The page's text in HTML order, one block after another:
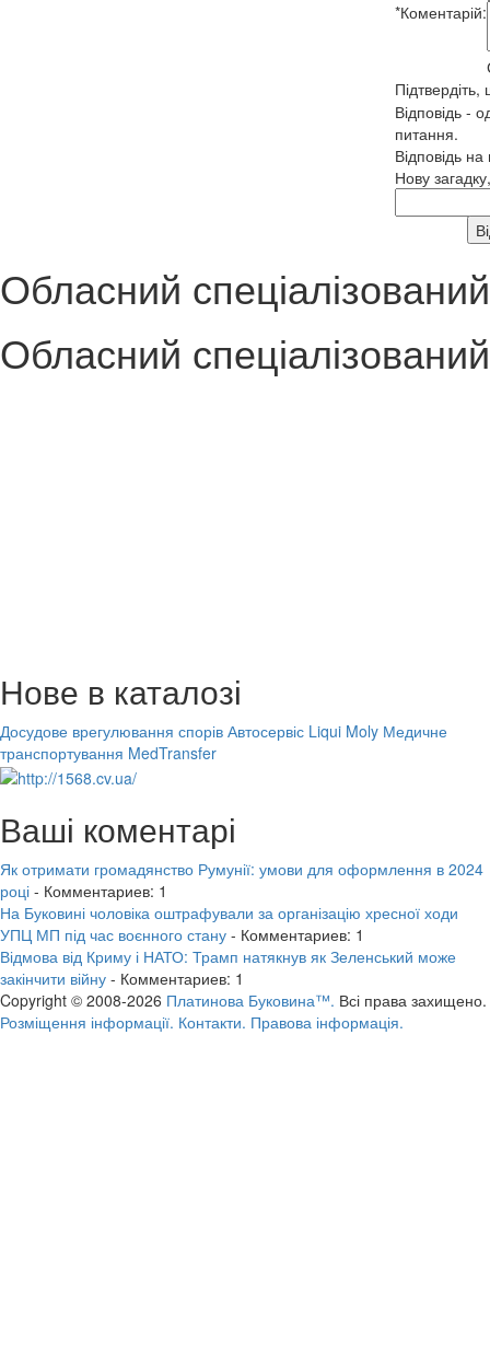
*Коментарій:
Відповідь -
питання.
Відповідь
Нову
Обласний
Обласний
Нове в каталозі
Досудове врегулювання спорів Автосервіс Liqui Moly Медичне
транспортування MedTransfer
Ваші коментарі
Як отримати громадянство Румунії: умови для оформлення в 2024
році - Комментариев: 1
На Буковині чоловіка оштрафували за організацію хресної ходи
УПЦ МП під час воєнного стану - Комментариев: 1
Відмова від Криму і НАТО: Трамп натякнув як Зеленський може
закінчити війну - Комментариев: 1
Copyright © 2008-2026 Платинова Буковина™. Всі права захищено.
Розміщення інформації. Контакти. Правова інформація.